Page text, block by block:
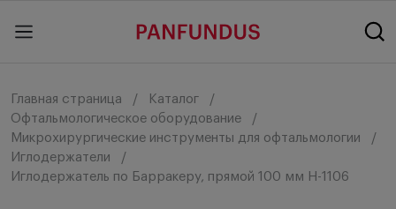
Главная страница
Каталог
Офтальмологическое оборудование
Микрохирургические инструменты для офтальмологии
Иглодержатели
Иглодержатель по Барракеру, прямой 100 мм H-1106